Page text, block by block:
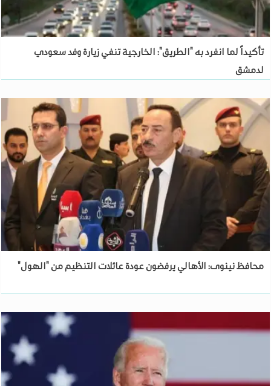
تأكيداً لما انفرد به "الطريق": الخارجية تنفي زيارة وفد سعودي
لدمشق
محافظ نينوى: الأهالي يرفضون عودة عائلات التنظيم من "الهول"